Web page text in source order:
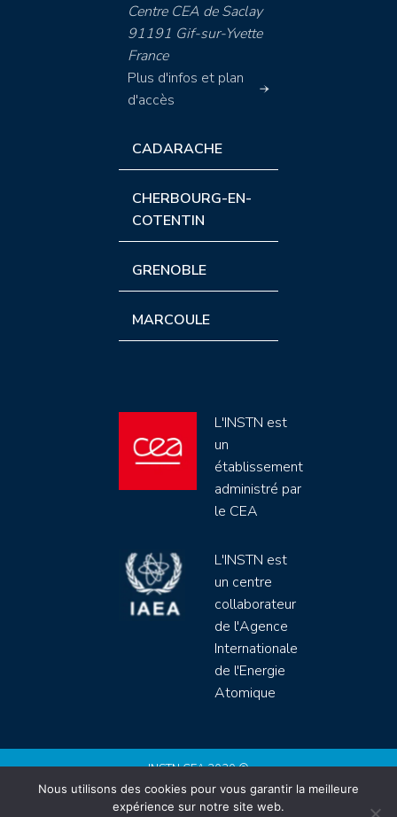
Centre CEA de Saclay
91191 Gif-sur-Yvette
France
Plus d'infos et plan
d'accès
CADARACHE
CHERBOURG-EN-
COTENTIN
GRENOBLE
MARCOULE
L'INSTN est
un
établissement
administré par
le CEA
L'INSTN est
un centre
collaborateur
de l'Agence
Internationale
de l'Energie
Atomique
INSTN CEA 2020 ©
Politique de protection de données (rgpd)
Nous utilisons des cookies pour vous garantir la meilleure
expérience sur notre site web.